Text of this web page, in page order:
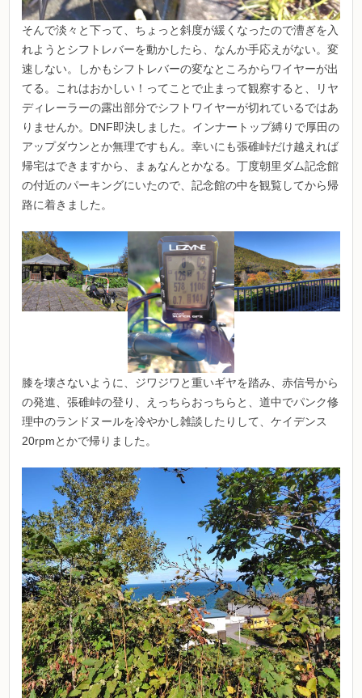
そんで淡々と下って、ちょっと斜度が緩くなったので漕ぎを入
れようとシフトレバーを動かしたら、なんか手応えがない。変
速しない。しかもシフトレバーの変なところからワイヤーが出
てる。これはおかしい！ってことで止まって観察すると、リヤ
ディレーラーの露出部分でシフトワイヤーが切れているではあ
りませんか。DNF即決しました。インナートップ縛りで厚田の
アップダウンとか無理ですもん。幸いにも張碓峠だけ越えれば
帰宅はできますから、まぁなんとかなる。丁度朝里ダム記念館
の付近のパーキングにいたので、記念館の中を観覧してから帰
路に着きました。
膝を壊さないように、ジワジワと重いギヤを踏み、赤信号から
の発進、張碓峠の登り、えっちらおっちらと、道中でパンク修
理中のランドヌールを冷やかし雑談したりして、ケイデンス
20rpmとかで帰りました。